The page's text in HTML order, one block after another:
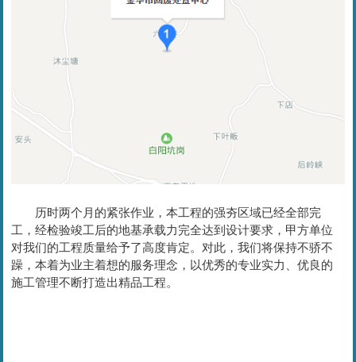
历时两个月的紧张作业，本工程的强夯区域已经全部完
工，经检验竣工后的地基承载力完全达到设计要求，甲方单位
对我们的工程质量给予了高度肯定。对此，我们将保持不骄不
躁，本着为业主着想的服务理念，以优秀的专业实力、优良的
施工管理不断打造出精品工程。